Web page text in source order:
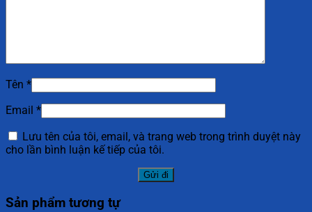
Tên *
Email *
Lưu tên của tôi, email, và trang web trong trình duyệt này
cho lần bình luận kế tiếp của tôi.
Sản phẩm tương tự